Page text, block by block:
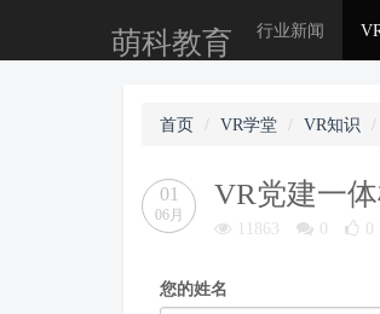
萌科教育 行业新闻
首页 VR学堂 VR知识
01
06月
VR党建一
11863 0 0
您的姓名